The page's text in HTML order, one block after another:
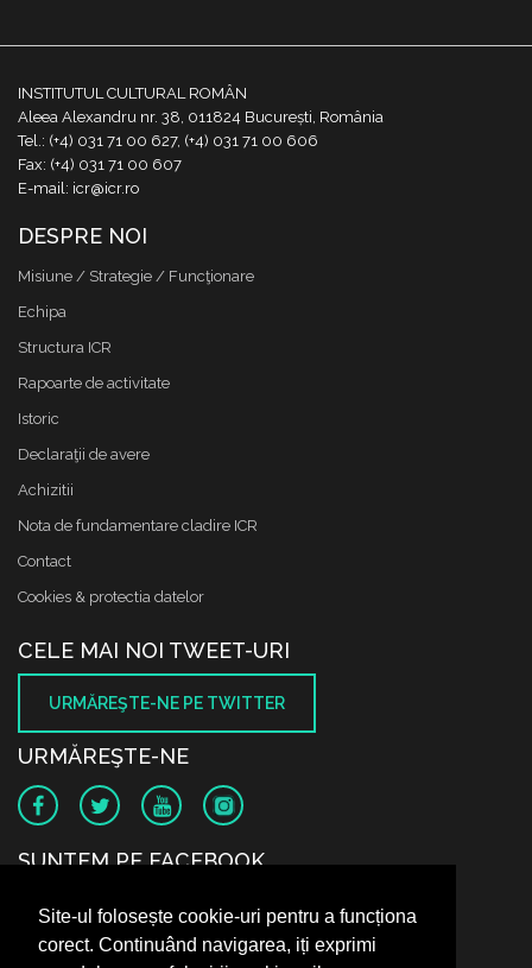
Site-ul folosește cookie-uri pentru a funcționa
corect. Continuând navigarea, iți exprimi
INSTITUTUL CULTURAL ROMÂN
Aleea Alexandru nr. 38, 011824 București, România
Tel.: (+4) 031 71 00 627, (+4) 031 71 00 606
Fax: (+4) 031 71 00 607
E-mail: icr@icr.ro
DESPRE NOI
Misiune / Strategie / Funcţionare
Echipa
Structura ICR
Rapoarte de activitate
Istoric
Declaraţii de avere
Achizitii
Nota de fundamentare cladire ICR
Contact
Cookies & protectia datelor
CELE MAI NOI TWEET-URI
URMĂREŞTE-NE PE TWITTER
URMĂREŞTE-NE
SUNTEM PE FACEBOOK